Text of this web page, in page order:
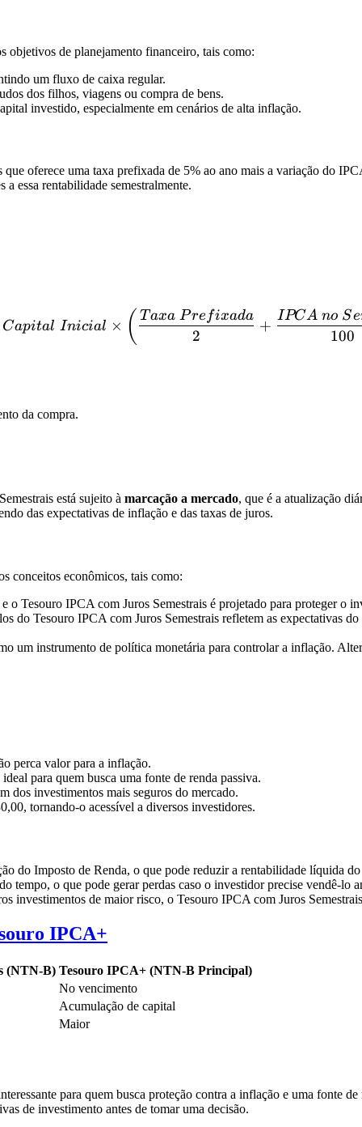
objetivos de planejamento financeiro, tais como:
um fluxo de caixa regular.
dos filhos, viagens ou compra de bens.
investido, especialmente em cenários de alta inflação.
oferece uma taxa prefixada de 5% ao ano mais a variação do
essa rentabilidade semestralmente.
Juros = Capital \ Inicial
Capital Inicial × ( 2
T axa Pre fixada
+
100
IPCA no Se
da compra.
está sujeito à marcação a mercado, que é a atualização
das expectativas de inflação e das taxas de juros.
conceitos econômicos, tais como:
Tesouro IPCA com Juros Semestrais é projetado para proteger o
do Tesouro IPCA com Juros Semestrais refletem as expectativas
um instrumento de política monetária para controlar a inflação.
perca valor para a inflação.
para quem busca uma fonte de renda passiva.
investimentos mais seguros do mercado.
tornando-o acessível a diversos investidores.
do Imposto de Renda, o que pode reduzir a rentabilidade líquida
tempo, o que pode gerar perdas caso o investidor precise vendê-lo
investimentos de maior risco, o Tesouro IPCA com Juros
IPCA+
(NTN-B) Tesouro IPCA+ (NTN-B Principal)
No vencimento
Acumulação de capital
Maior
para quem busca proteção contra a inflação e uma fonte
de investimento antes de tomar uma decisão.